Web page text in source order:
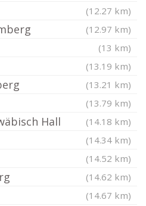
(12.27 km)
(12.97 km)
(13 km)
(13.19 km)
(13.21 km)
(13.79 km)
Hall (14.18 km)
(14.34 km)
(14.52 km)
(14.62 km)
(14.67 km)